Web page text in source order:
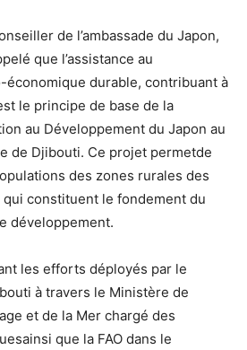
de l’ambassade du Japon,
que l’assistance au
durable, contribuant à
le principe de base de la
au Développement du Japon au
de Djibouti. Ce projet permetde
des zones rurales des
constituent le fondement du
développement.
les efforts déployés par le
à travers le Ministère de
et de la Mer chargé des
que la FAO dans le